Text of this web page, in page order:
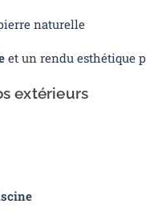
naturelle
et un rendu esthétique
extérieurs